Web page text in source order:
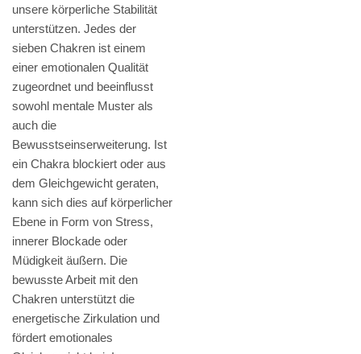
unsere körperliche Stabilität
unterstützen. Jedes der
sieben Chakren ist einem
einer emotionalen Qualität
zugeordnet und beeinflusst
sowohl mentale Muster als
auch die
Bewusstseinserweiterung. Ist
ein Chakra blockiert oder aus
dem Gleichgewicht geraten,
kann sich dies auf körperlicher
Ebene in Form von Stress,
innerer Blockade oder
Müdigkeit äußern. Die
bewusste Arbeit mit den
Chakren unterstützt die
energetische Zirkulation und
fördert emotionales